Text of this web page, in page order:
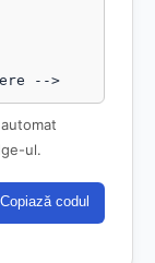
-->
ul.
codul